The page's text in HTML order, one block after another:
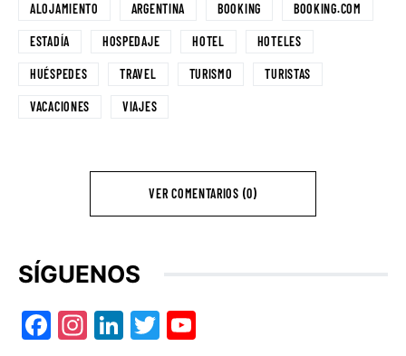
ALOJAMIENTO ARGENTINA BOOKING BOOKING.COM
ESTADÍA HOSPEDAJE HOTEL HOTELES
HUÉSPEDES TRAVEL TURISMO TURISTAS
VACACIONES VIAJES
VER COMENTARIOS (0)
SÍGUENOS
Facebook
Instagram
LinkedIn
Twitter